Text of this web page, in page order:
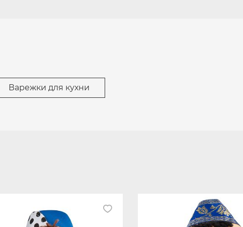
Варежки для кухни